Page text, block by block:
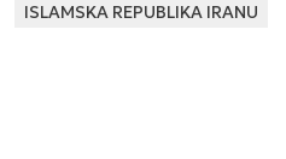
ISLAMSKA REPUBLIKA IRANU